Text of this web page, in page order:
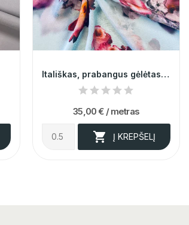
Itališkas, prabangus gėlėtas šifoninis šilkas...
35,00 € / metras
 Į KREPŠELĮ